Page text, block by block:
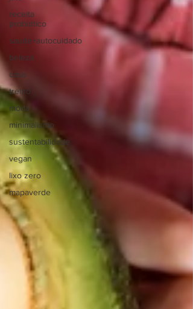
receita
probiótico
saude+autocuidado
beleza
casa
treino
moda
minimalismo
sustentabilidade
vegan
lixo zero
mapaverde